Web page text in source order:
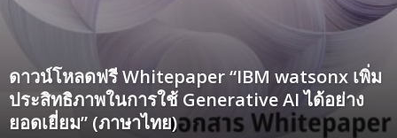
ดาวน์โหลดฟรี Whitepaper “IBM watsonx เพิ่ม
ประสิทธิภาพในการใช้ Generative AI ได้อย่าง
ยอดเยี่ยม” (ภาษาไทย)